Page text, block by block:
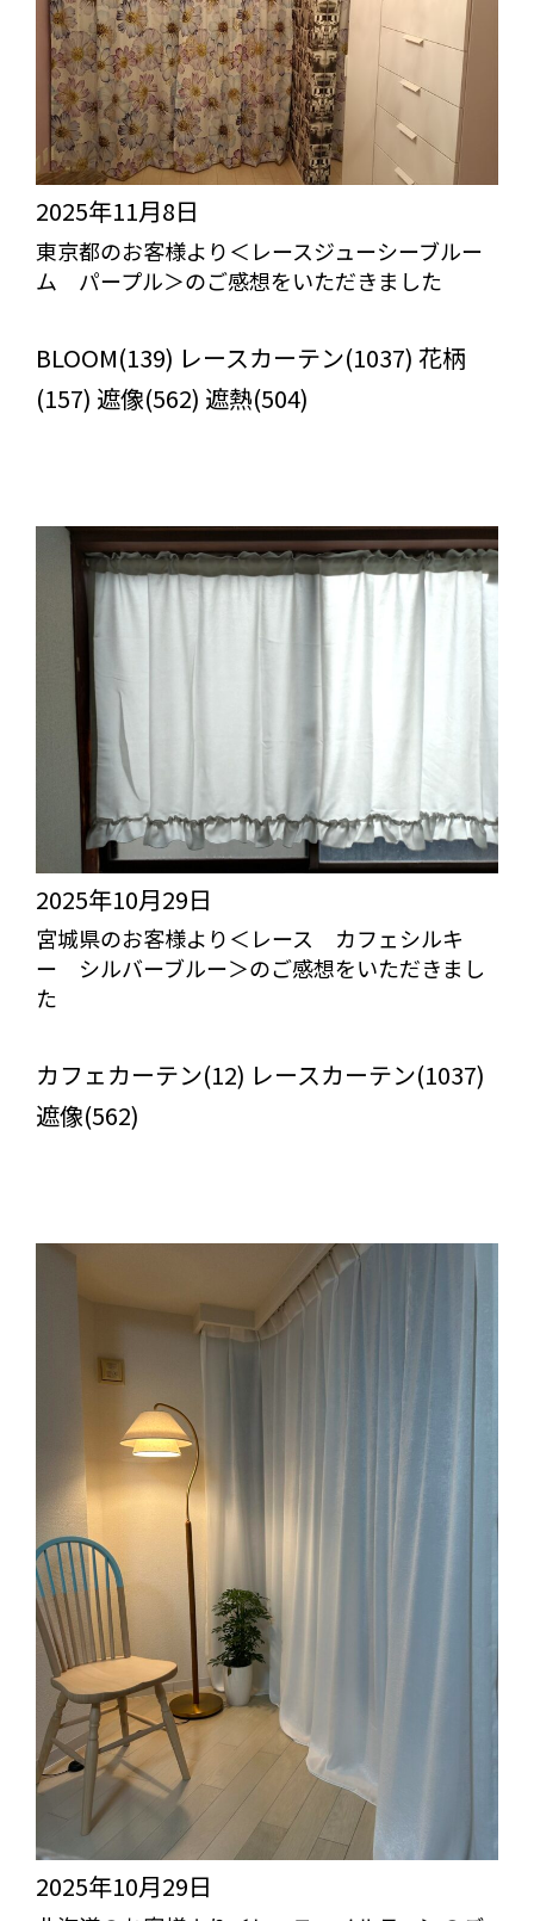
2025年11月8日
東京都のお客様より＜レースジューシーブルー
ム パープル＞のご感想をいただきました
BLOOM(139) レースカーテン(1037) 花柄
(157) 遮像(562) 遮熱(504)
2025年10月29日
宮城県のお客様より＜レース カフェシルキ
ー シルバーブルー＞のご感想をいただきまし
た
カフェカーテン(12) レースカーテン(1037)
遮像(562)
2025年10月29日